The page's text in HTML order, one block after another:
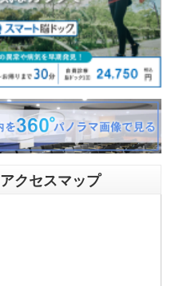
アクセスマップ